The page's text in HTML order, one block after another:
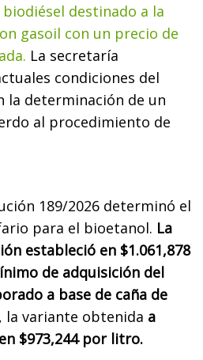
destinado a la
gasoil con un precio de
La secretaría
condiciones del
la determinación de un
al procedimiento de
189/2026 determinó el
para el bioetanol. La
estableció en $1.061,878
de adquisición del
a base de caña de
la variante obtenida a
$973,244 por litro.